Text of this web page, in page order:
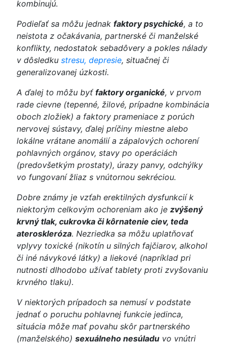
kombinujú.
Podieľať sa môžu jednak faktory psychické, a to
neistota z očakávania, partnerské či manželské
konflikty, nedostatok sebadôvery a pokles nálady
v dôsledku stresu, depresie, situačnej či
generalizovanej úzkosti.
A ďalej to môžu byť faktory organické, v prvom
rade cievne (tepenné, žilové, prípadne kombinácia
oboch zložiek) a faktory prameniace z porúch
nervovej sústavy, ďalej príčiny miestne alebo
lokálne vrátane anomálií a zápalových ochorení
pohlavných orgánov, stavy po operáciách
(predovšetkým prostaty), úrazy panvy, odchýlky
vo fungovaní žliaz s vnútornou sekréciou.
Dobre známy je vzťah erektilných dysfunkcií k
niektorým celkovým ochoreniam ako je zvýšený
krvný tlak, cukrovka či kôrnatenie ciev, teda
ateroskleróza. Nezriedka sa môžu uplatňovať
vplyvy toxické (nikotín u silných fajčiarov, alkohol
či iné návykové látky) a liekové (napríklad pri
nutnosti dlhodobo užívať tablety proti zvyšovaniu
krvného tlaku).
V niektorých prípadoch sa nemusí v podstate
jednať o poruchu pohlavnej funkcie jedinca,
situácia môže mať povahu skôr partnerského
(manželského) sexuálneho nesúladu vo vnútri